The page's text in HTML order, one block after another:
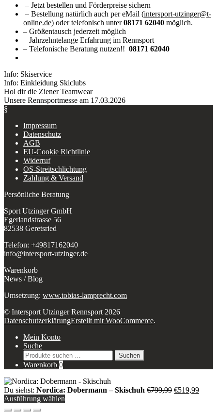
– Jetzt bestellen und Förderpreise sichern
– Bestellung natürlich auch per eMail (intersport-utzinger@t-
online.de) oder telefonisch unter08171 62040 möglich.
– Größentausch jederzeit möglich
– Jahrzehntelange Erfahrung im Rennsport
– Telefonische Beratung nutzen!! 08171 62040
Info: Skiservice
Info: Einkleidung Skiclubs
Hol dir die Ziener Teamwear
Unsere Rennsportmesse am 17.03.2026
§
Impressum
Datenschutz
AGB
EU-Cookie Richtlinie
Widerruf
OS-Streitschlichtung
Zahlung & Versand
Persönliche Beratung
Sport Utzinger GmbH
Egerlandstrasse 56
82538 Geretsried
Telefon: +49817162040
info@intersport-utzinger.de
Warenkorb
News / Blog
Umsetzung: www.tobias-lamprecht.com
© Intersport Utzinger Rennsport 2026
DatenschutzerklärungErstellt mit WooCommerce.
Mein Konto
Suche
Suchen
nach:
Suchen
Warenkorb 0
Du siehst: Nordica: Dobermann – Skischuh €799,99 €519,99
Ausführung wählen